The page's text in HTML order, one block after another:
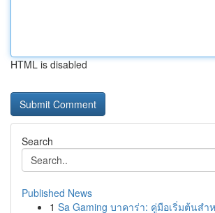
HTML is disabled
Search
Published News
1 Sa Gaming บาคาร่า: คู่มือเริ่มต้นสำ